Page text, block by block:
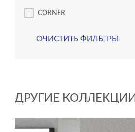
CORNER
ОЧИСТИТЬ ФИЛЬТРЫ
ДРУГИЕ КОЛЛЕКЦИИ